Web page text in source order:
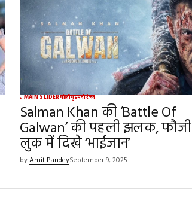
MAIN SLIDERबॉलीवुडमनोरंजन
Salman Khan की ‘Battle Of
Galwan’ की पहली झलक, फौजी
लुक में दिखे ‘भाईजान’
byAmit PandeySeptember 9, 2025